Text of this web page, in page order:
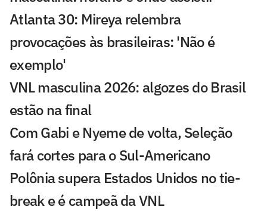
Atlanta 30: Mireya relembra
provocações às brasileiras: 'Não é
exemplo'
VNL masculina 2026: algozes do Brasil
estão na final
Com Gabi e Nyeme de volta, Seleção
fará cortes para o Sul-Americano
Polônia supera Estados Unidos no tie-
break e é campeã da VNL